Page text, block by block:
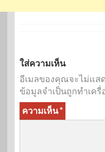
ใส่ความเห็น
อีเมลของคุณจะไม่แส
ข้อมูลจำเป็นถูกทำเครื่
ความเห็น*